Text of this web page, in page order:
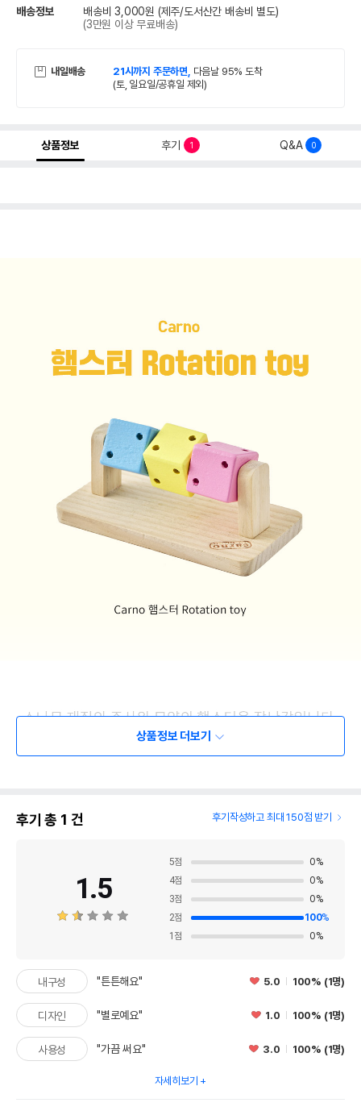
배송정보 배송비 3,000원 (제주/도서산간 배송비 별도)
(3만원 이상 무료배송)
내일배송 21시까지 주문하면, 다음날 95% 도착
(토, 일요일/공휴일 제외)
상품정보 후기 1 Q&A 0
상품정보 더보기
후기 총 1 건 후기작성하고 최대 150점 받기
1.5
5점 0%
4점 0%
3점 0%
2점 100%
1 점 0%
내구성 "튼튼해요" 5.0 100% (1명)
디자인 "별로예요" 1.0 100% (1명)
사용성 "가끔 써요" 3.0 100% (1명)
자세히보기